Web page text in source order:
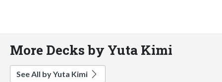
More Decks by Yuta Kimi
See All by Yuta Kimi